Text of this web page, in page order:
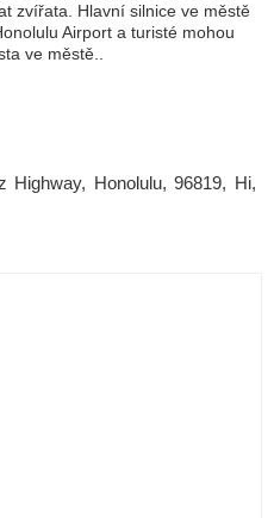
zvířata. Hlavní silnice ve městě
Airport a turisté mohou
ve městě..
Honolulu, 96819, Hi,